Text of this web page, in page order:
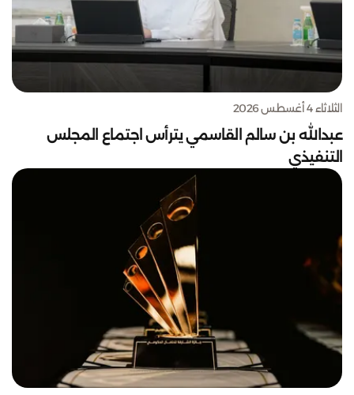
الثلاثاء 4 أغسطس 2026
عبدالله بن سالم القاسمي يترأس اجتماع المجلس
التنفيذي